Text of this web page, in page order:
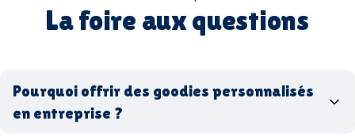
La foire aux questions
Pourquoi offrir des goodies personnalisés
en entreprise ?